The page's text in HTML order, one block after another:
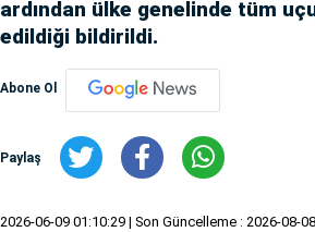
ardından ülke genelinde tüm
edildiği bildirildi.
Abone Ol
Paylaş
2026-06-09 01:10:29 | Son Güncelleme : 2026-08-